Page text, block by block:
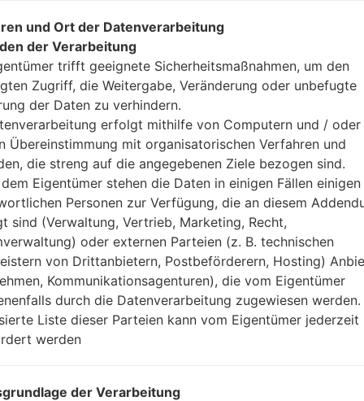
Modell und seine Eigenschaften
LGF180S
LG Optimus G LTE
Neinvember, 2012
8.5 millimeter (0.33 Zoll)
131.9 x 68.9 millimeter (5.19 x
145 gramm (5.11 unzen)
Android 4.4.x KitKat
1.5 GHz Krait Qualcomm
und Ort der Datenverarbeitung
der Verarbeitung
trifft geeignete Sicherheitsmaßnahmen, um den
Zugriff, die Weitergabe, Veränderung oder unbefugte
der Daten zu verhindern.
erfolgt mithilfe von Computern und / oder
Übereinstimmung mit organisatorischen Verfahren und
die streng auf die angegebenen Ziele bezogen sind.
Eigentümer stehen die Daten in einigen Fällen einigen
Personen zur Verfügung, die an diesem
sind (Verwaltung, Vertrieb, Marketing, Recht,
oder externen Parteien (z. B. technischen
von Drittanbietern, Postbeförderern, Hosting)
Kommunikationsagenturen), die vom Eigentümer
durch die Datenverarbeitung zugewiesen werden.
Liste dieser Parteien kann vom Eigentümer jederzeit
werden
der Verarbeitung